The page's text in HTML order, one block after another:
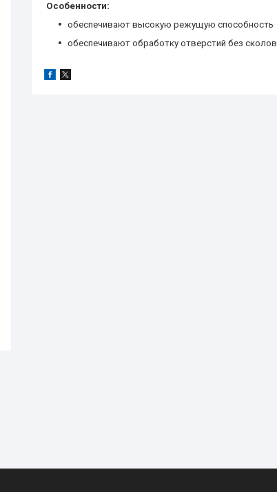
Особенности:
обеспечивают высокую режущую способность
обеспечивают обработку отверстий без сколов